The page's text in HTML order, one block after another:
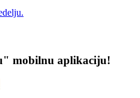
mobilnu aplikaciju!